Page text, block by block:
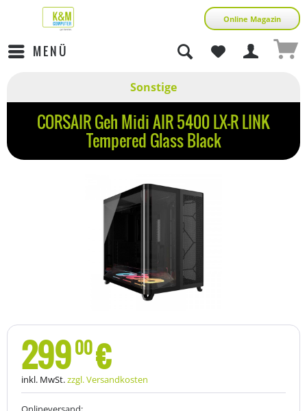
Online Magazin
MENÜ
Sonstige
CORSAIR Geh Midi AIR 5400 LX-R LINK
Tempered Glass Black
29900€
inkl. MwSt.zzgl. Versandkosten